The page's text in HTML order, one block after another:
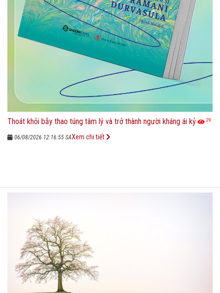
Thoát khỏi bẫy thao túng tâm lý và trở thành người kháng ái kỷ 29
06/08/2026 12:16:55 SAXem chi tiết